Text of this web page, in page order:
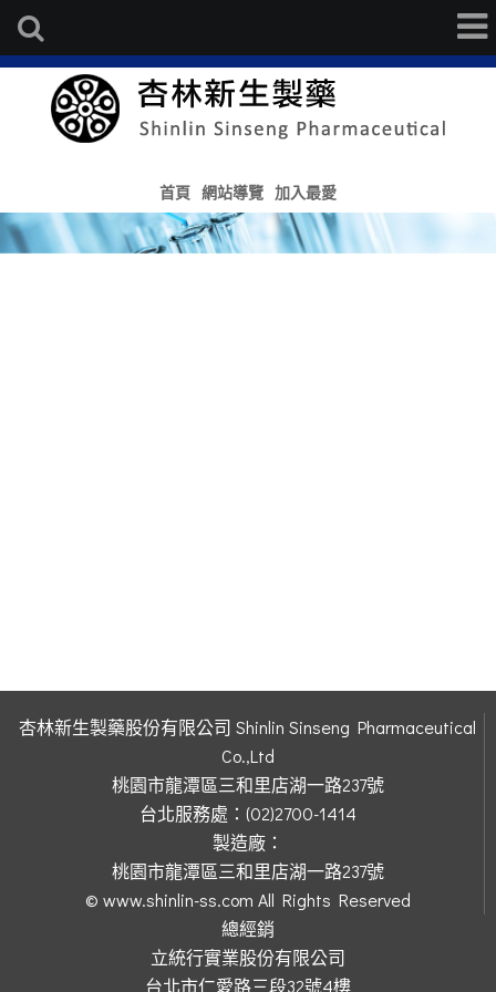
首頁 網站導覽 加入最愛
杏林新生製藥股份有限公司 Shinlin Sinseng Pharmaceutical
Co.,Ltd
桃園市龍潭區三和里店湖一路237號
台北服務處：(02)2700-1414
製造廠：
桃園市龍潭區三和里店湖一路237號
© www.shinlin-ss.com All Rights Reserved
總經銷
立統行實業股份有限公司
台北市仁愛路三段32號4樓